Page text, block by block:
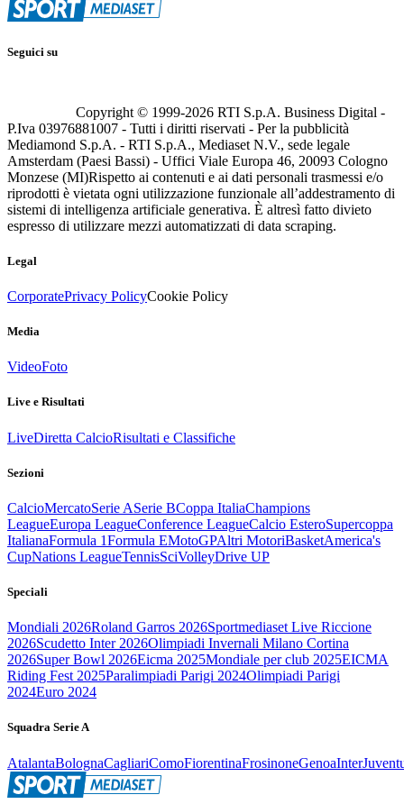
Seguici su
Copyright © 1999-2026 RTI S.p.A. Business Digital -
P.Iva 03976881007 - Tutti i diritti riservati - Per la pubblicità
Mediamond S.p.A. - RTI S.p.A., Mediaset N.V., sede legale
Amsterdam (Paesi Bassi) - Uffici Viale Europa 46, 20093 Cologno
Monzese (MI)Rispetto ai contenuti e ai dati personali trasmessi e/o
riprodotti è vietata ogni utilizzazione funzionale all’addestramento di
sistemi di intelligenza artificiale generativa. È altresì fatto divieto
espresso di utilizzare mezzi automatizzati di data scraping.
Legal
CorporatePrivacy PolicyCookie Policy
Media
VideoFoto
Live e Risultati
LiveDiretta CalcioRisultati e Classifiche
Sezioni
CalcioMercatoSerie ASerie BCoppa ItaliaChampions
LeagueEuropa LeagueConference LeagueCalcio EsteroSupercoppa
ItalianaFormula 1Formula EMotoGPAltri MotoriBasketAmerica's
CupNations LeagueTennisSciVolleyDrive UP
Speciali
Mondiali 2026Roland Garros 2026Sportmediaset Live Riccione
2026Scudetto Inter 2026Olimpiadi Invernali Milano Cortina
2026Super Bowl 2026Eicma 2025Mondiale per club 2025EICMA
Riding Fest 2025Paralimpiadi Parigi 2024Olimpiadi Parigi
2024Euro 2024
Squadra Serie A
AtalantaBolognaCagliariComoFiorentinaFrosinoneGenoaInter